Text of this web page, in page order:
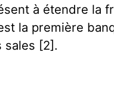
à étendre la
la première
sales [2].